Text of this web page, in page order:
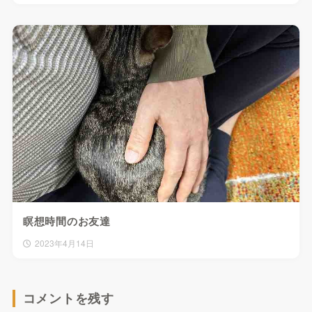
瞑想時間のお友達
2023年4月14日
コメントを残す